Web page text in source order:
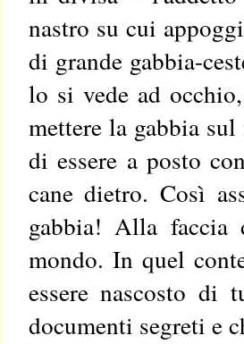
nastro su cui
di grande gabbia-
lo si vede ad
mettere la gabbia
di essere a posto
cane dietro. Così
gabbia! Alla
mondo. In quel
essere nascosto di
documenti segreti e